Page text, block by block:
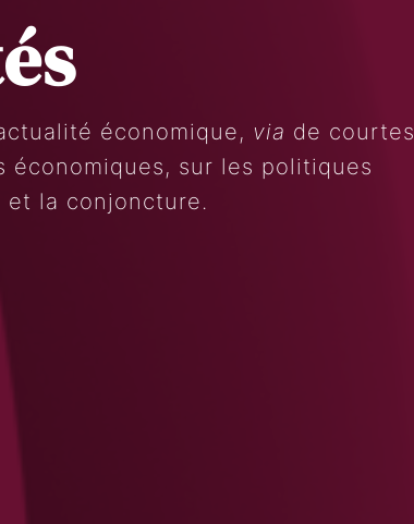
économique, via de courtes
économiques, sur les politiques
et la conjoncture.